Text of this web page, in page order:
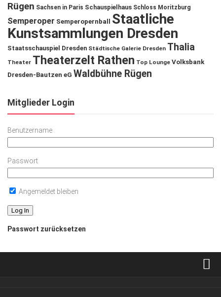
Rügen Sachsen in Paris Schauspielhaus Schloss Moritzburg
Semperoper Semperopernball
Staatliche
Kunstsammlungen Dresden
Staatsschauspiel Dresden Städtische Galerie Dresden Thalia
Theater Theaterzelt Rathen Top Lounge Volksbank
Dresden-Bautzen eG Waldbühne Rügen
Mitglieder Login
Benutzername
Passwort
Angemeldet bleiben
Passwort zurücksetzen